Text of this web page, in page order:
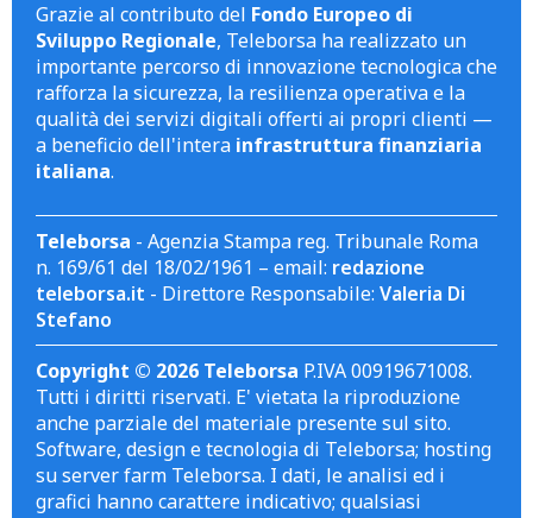
Grazie al contributo del Fondo Europeo di
Sviluppo Regionale, Teleborsa ha realizzato un
importante percorso di innovazione tecnologica che
rafforza la sicurezza, la resilienza operativa e la
qualità dei servizi digitali offerti ai propri clienti —
a beneficio dell'intera infrastruttura finanziaria
italiana.
Teleborsa - Agenzia Stampa reg. Tribunale Roma
n. 169/61 del 18/02/1961 – email: redazione
teleborsa.it - Direttore Responsabile: Valeria Di
Stefano
Copyright © 2026 Teleborsa P.IVA 00919671008.
Tutti i diritti riservati. E' vietata la riproduzione
anche parziale del materiale presente sul sito.
Software, design e tecnologia di Teleborsa; hosting
su server farm Teleborsa. I dati, le analisi ed i
grafici hanno carattere indicativo; qualsiasi